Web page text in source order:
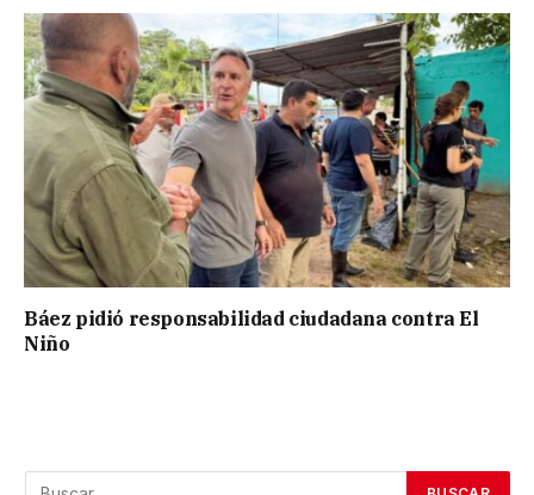
Báez pidió responsabilidad ciudadana contra El
Niño